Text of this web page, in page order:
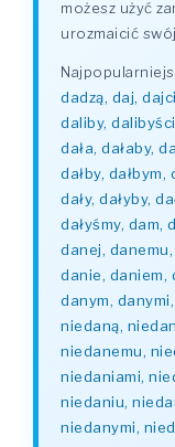
możesz użyć
urozmaicić
dadzą, daj,
daliby,
dała, dałaby,
dałby, dałbym,
dały, dałyby,
dałyśmy, dam,
danej,
danie, daniem,
danym,
niedaną,
niedanemu,
niedaniami,
niedaniu,
niedanymi,